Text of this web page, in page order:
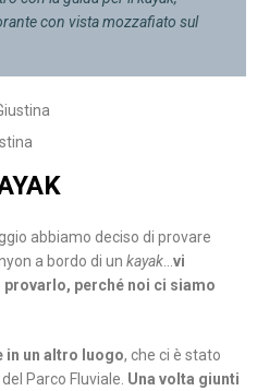
con vista mozzafiato sul
abbiamo deciso di provare
a bordo di un kayak…vi
perché noi ci siamo
in un altro luogo, che ci è stato
Parco Fluviale. Una volta giunti